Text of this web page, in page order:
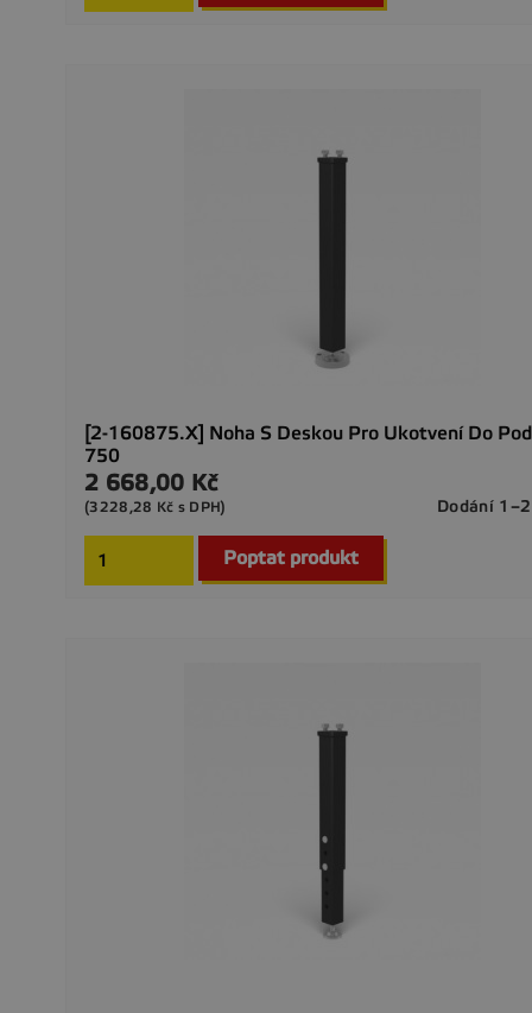
[2-160875.X] Noha S Deskou Pro Ukotvení Do
750
Cena
2 668,00 Kč
Dodání
(3228,28 Kč s DPH)
Poptat produkt